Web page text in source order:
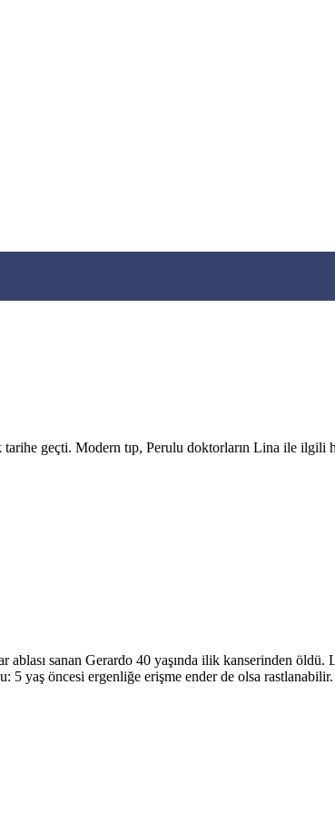
geçti. Modern tıp, Perulu doktorların Lina ile ilgili
ablası sanan Gerardo 40 yaşında ilik kanserinden
5 yaş öncesi ergenliğe erişme ender de olsa